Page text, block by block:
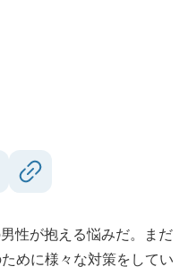
性が抱える悩みだ。まだ
めに様々な対策をしてい